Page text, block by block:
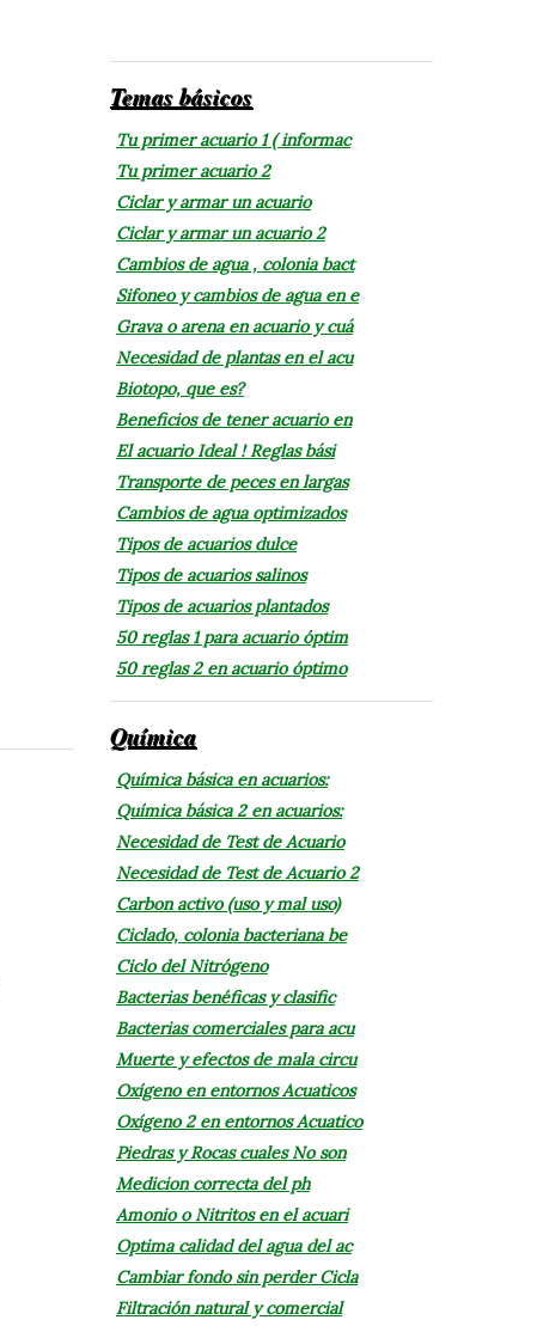
Temas básicos
Tu primer acuario 1 ( informac
Tu primer acuario 2
Ciclar y armar un acuario
Ciclar y armar un acuario 2
Cambios de agua , colonia bact
Sifoneo y cambios de agua en e
Grava o arena en acuario y cuá
Necesidad de plantas en el acu
Biotopo, que es?
Beneficios de tener acuario en
El acuario Ideal ! Reglas bási
Transporte de peces en largas
Cambios de agua optimizados
Tipos de acuarios dulce
Tipos de acuarios salinos
Tipos de acuarios plantados
50 reglas 1 para acuario óptim
50 reglas 2 en acuario óptimo
Química
Química básica en acuarios:
Química básica 2 en acuarios:
Necesidad de Test de Acuario
Necesidad de Test de Acuario 2
Carbon activo (uso y mal uso)
Ciclado, colonia bacteriana be
Ciclo del Nitrógeno
Bacterias benéficas y clasific
Bacterias comerciales para acu
Muerte y efectos de mala circu
Oxígeno en entornos Acuaticos
Oxígeno 2 en entornos Acuatico
Piedras y Rocas cuales No son
Medicion correcta del ph
Amonio o Nitritos en el acuari
Optima calidad del agua del ac
Cambiar fondo sin perder Cicla
Filtración natural y comercial